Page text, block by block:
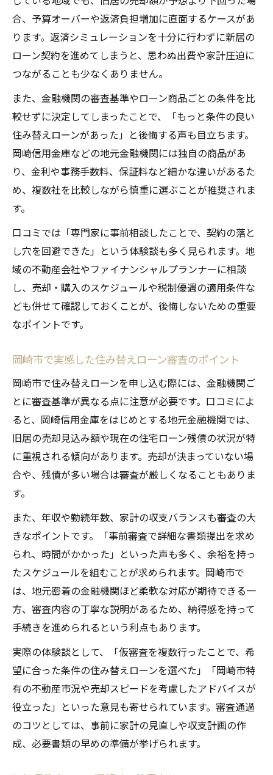
合、予算オーバーや返済負担増加に直面するケースがあ
ります。返済シミュレーションを十分に行わずに新居の
ローン契約を進めてしまうと、思わぬ出費や家計圧迫に
つながることも少なくありません。
また、金融機関の審査基準やローン商品ごとの条件を比
較せずに決定してしまったことで、「もっと条件の良い
住み替えローンがあった」と後悔する声も目立ちます。
岡崎信用金庫などの地元金融機関には独自の商品があ
り、金利や事務手数料、保証料など細かな違いがあるた
め、複数社を比較しながら慎重に選ぶことが推奨されま
す。
口コミでは「専門家に事前相談したことで、契約の落と
し穴を回避できた」という体験談も多く見られます。地
域の不動産会社やファイナンシャルプランナーに相談
し、売却・購入のスケジュールや税制優遇の適用条件な
ども併せて確認しておくことが、後悔しないための重要
なポイントです。
岡崎市で実感した住み替えローン審査のポイント
岡崎市で住み替えローンを申し込む際には、金融機関ご
とに審査基準が異なる点に注意が必要です。口コミによ
ると、岡崎信用金庫をはじめとする地元金融機関では、
旧居の売却見込み額や現在の住宅ローン残債の状況が特
に重視される傾向があります。売却が決まっていない場
合や、残債が多い場合は審査が厳しくなることもありま
す。
また、年収や勤続年数、家計の収支バランスも審査の大
きなポイントです。「事前審査で詳細な書類提出を求め
られ、時間がかかった」といった声も多く、余裕を持っ
たスケジュールを組むことが求められます。岡崎市で
は、地元密着の金融機関ほど柔軟な対応が期待できる一
方、審査内容の丁寧な説明があるため、納得感を持って
手続きを進められるという利点もあります。
実際の体験談として、「仮審査を複数行ったことで、希
望に合った条件の住み替えローンを選べた」「岡崎市特
有の不動産市況や売却スピードを考慮したアドバイスが
役立った」といった意見も寄せられています。審査通過
のコツとしては、事前に家計の見直しや収支計画の作
成、必要書類の早めの準備が挙げられます。